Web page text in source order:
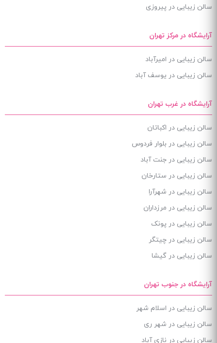
سالن زیبایی در پیروزی
آرایشگاه در مرکز تهران
سالن زیبایی در امیرآباد
سالن زیبایی در یوسف آباد
آرایشگاه در غرب تهران
سالن زیبایی در اکباتان
سالن زیبایی در بلوار فردوس
سالن زیبایی در جنت آباد
سالن زیبایی در ستارخان
سالن زیبایی در شهرآرا
سالن زیبایی در مرزداران
سالن زیبایی در پونک
سالن زیبایی در چیتگر
سالن زیبایی در گیشا
آرایشگاه در جنوب تهران
سالن زیبایی در اسلام شهر
سالن زیبایی در شهر ری
سالن زیبایی در نازی آباد